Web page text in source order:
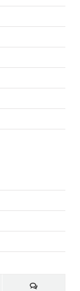
Comments